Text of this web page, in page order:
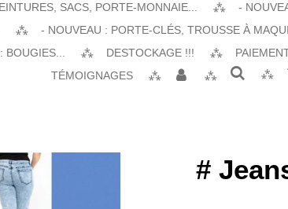
SACS, PORTE-MONNAIE...
-
- NOUVEAU : PORTE-CLÉS, TROUSSE À
DESTOCKAGE !!!
TÉMOIGNAGES
#